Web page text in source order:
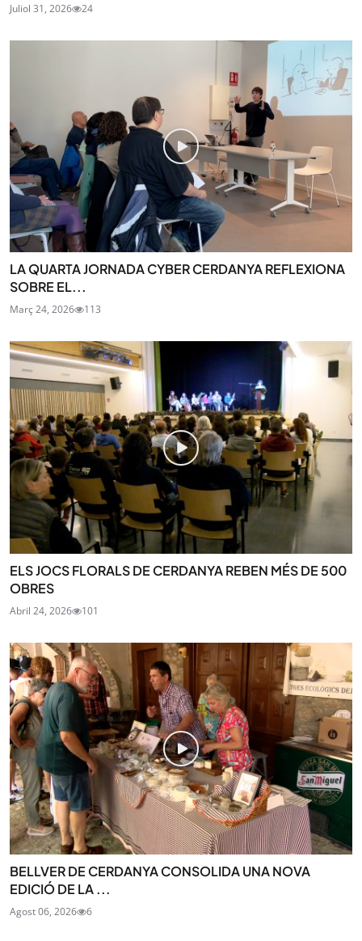
Juliol 31, 2026 24
LA QUARTA JORNADA CYBER CERDANYA REFLEXIONA
SOBRE EL...
Març 24, 2026 113
ELS JOCS FLORALS DE CERDANYA REBEN MÉS DE 500
OBRES
Abril 24, 2026 101
BELLVER DE CERDANYA CONSOLIDA UNA NOVA
EDICIÓ DE LA ...
Agost 06, 2026 6